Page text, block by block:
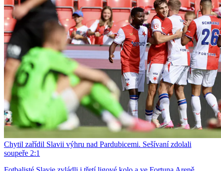
Chytil zařídil Slavii výhru nad Pardubicemi. Sešívaní zdolali
soupeře 2:1